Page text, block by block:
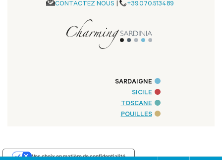
CONTACTEZ NOUS | +39.070.513489
SARDAIGNE
SICILE
TOSCANE
POUILLES
Vos choix en matière de confidentialité